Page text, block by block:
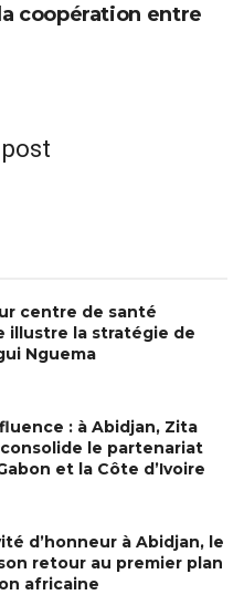
coopération entre
centre de santé
illustre la stratégie de
Nguema
: à Abidjan, Zita
le partenariat
et la Côte d’Ivoire
d’honneur à Abidjan, le
retour au premier plan
africaine